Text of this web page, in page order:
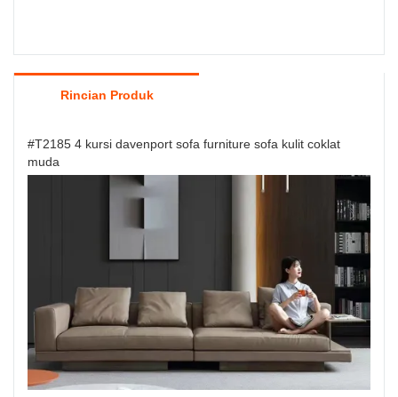
Rincian Produk
#T2185 4 kursi davenport sofa furniture sofa kulit coklat
muda